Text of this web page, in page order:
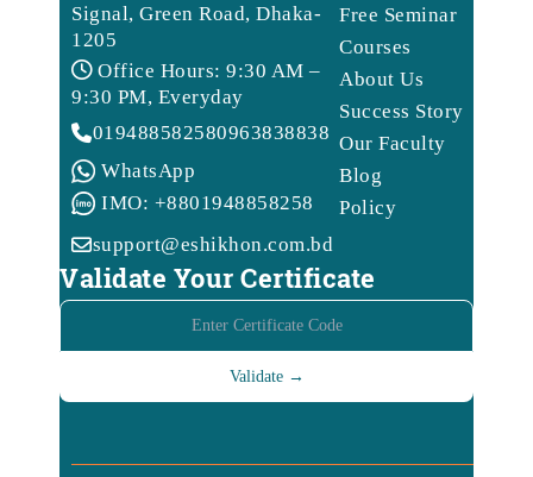
Signal, Green Road, Dhaka-
1205
Office Hours: 9:30 AM –
9:30 PM, Everyday
0194885825809638388388
WhatsApp
IMO: +8801948858258
support@eshikhon.com.bd
Free Seminar
Courses
About Us
Success Story
Our Faculty
Blog
Policy
Validate Your Certificate